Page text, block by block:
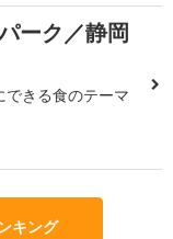
ーク／静岡
きる食のテーマ
キング